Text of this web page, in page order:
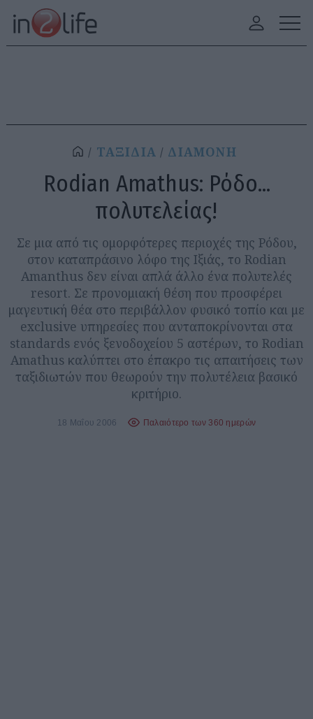
ΤΑΞΙΔΙΑ ΔΙΑΜΟΝΗ
Rodian Amathus: Ρόδο...
πολυτελείας!
Σε μια από τις ομορφότερες περιοχές της Ρόδου,
στον καταπράσινο λόφο της Ιξιάς, το Rodian
Amanthus δεν είναι απλά άλλο ένα πολυτελές
resort. Σε προνομιακή θέση που προσφέρει
μαγευτική θέα στο περιβάλλον φυσικό τοπίο και με
exclusive υπηρεσίες που ανταποκρίνονται στα
standards ενός ξενοδοχείου 5 αστέρων, το Rodian
Amathus καλύπτει στο έπακρο τις απαιτήσεις των
ταξιδιωτών που θεωρούν την πολυτέλεια βασικό
κριτήριο.
18 Μαΐου 2006 Παλαιότερο των 360 ημερών